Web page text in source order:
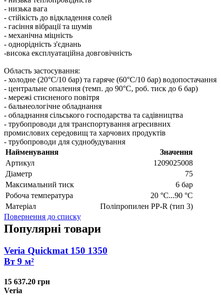
- низька вага
- стійкість до відкладення солей
- гасіння вібрації та шумів
- механічна міцність
- однорідність з'єднань
-висока експлуатаційна довговічність
Область застосування:
- холодне (20°C/10 бар) та гаряче (60°C/10 бар) водопостачання
- центральне опалення (темп. до 90°C, роб. тиск до 6 бар)
- мережі стисненого повітря
- бальнеологічне обладнання
- обладнання сільського господарства та садівництва
- трубопроводи для транспортування агресивних
промислових середовищ та харчових продуктів
- трубопроводи для суднобудування
Найменування
Значення
Артикул
1209025008
Діаметр
75
Максимальний тиск
6 бар
Робоча температура
20 °C...90 °C
Матеріал
Поліпропилен PP-R (тип 3)
Повернення до списку
Популярні товари
Veria Quickmat 150 1350
Вт 9 м²
15 637.20 грн
Veria